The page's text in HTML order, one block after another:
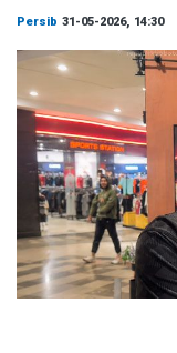
Persib 31-05-2026, 14:30